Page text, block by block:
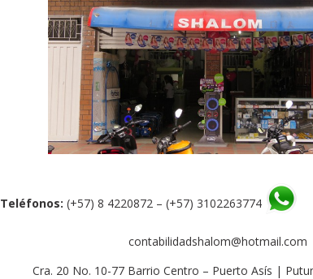
Teléfonos: (+57) 8 4220872 – (+57) 3102263774
contabilidadshalom@hotmail.com
Cra. 20 No. 10-77 Barrio Centro – Puerto Asís |